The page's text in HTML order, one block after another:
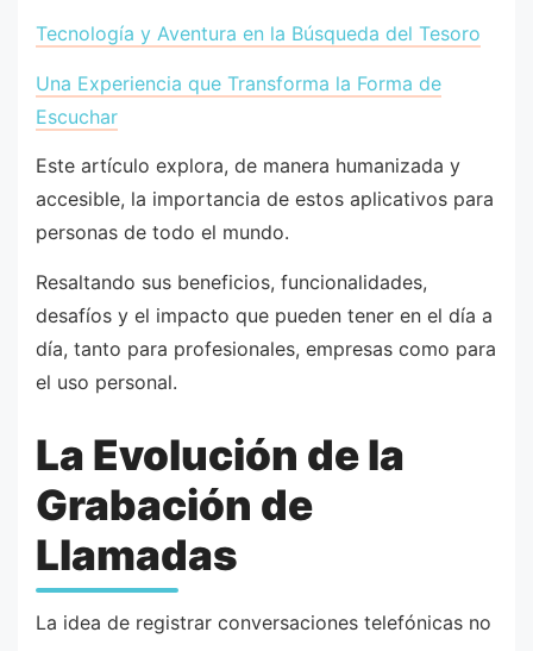
Tecnología y Aventura en la Búsqueda del Tesoro
Una Experiencia que Transforma la Forma de
Escuchar
Este artículo explora, de manera humanizada y
accesible, la importancia de estos aplicativos para
personas de todo el mundo.
Resaltando sus beneficios, funcionalidades,
desafíos y el impacto que pueden tener en el día a
día, tanto para profesionales, empresas como para
el uso personal.
La Evolución de la
Grabación de
Llamadas
La idea de registrar conversaciones telefónicas no